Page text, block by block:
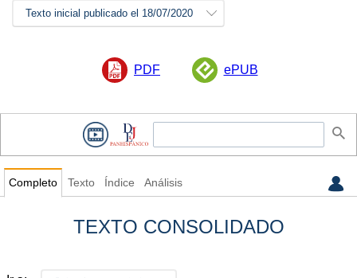
Texto inicial publicado el 18/07/2020
PDF ePUB
Completo Texto Índice Análisis
TEXTO CONSOLIDADO